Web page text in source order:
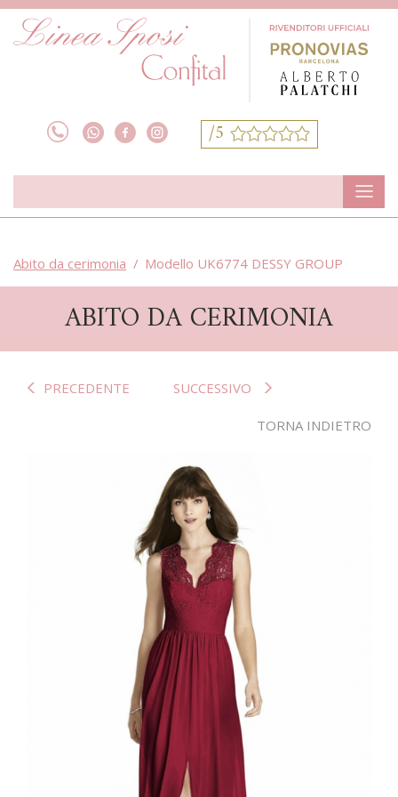
/5
Abito da cerimonia Modello UK6774 DESSY GROUP
ABITO DA CERIMONIA
PRECEDENTE SUCCESSIVO
TORNA INDIETRO